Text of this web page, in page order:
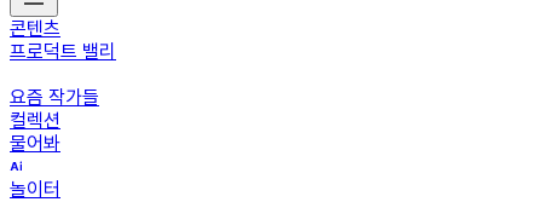
콘텐츠
프로덕트 밸리
요즘 작가들
컬렉션
물어봐
놀이터